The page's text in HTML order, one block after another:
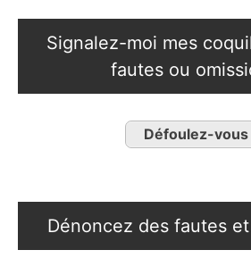
Signalez-moi mes
fautes ou
Défoulez-vous
Dénoncez des fautes